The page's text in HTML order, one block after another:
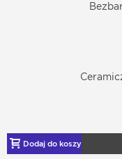
Dodaj do koszyka